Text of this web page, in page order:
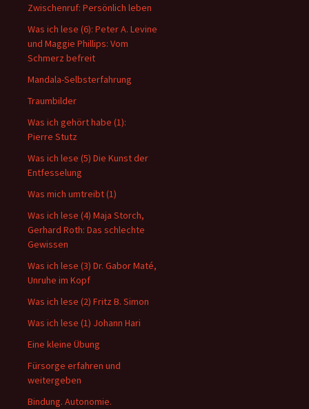
Zwischenruf: Persönlich leben
Was ich lese (6): Peter A. Levine
und Maggie Phillips: Vom
Schmerz befreit
Mandala-Selbsterfahrung
Traumbilder
Was ich gehört habe (1):
Pierre Stutz
Was ich lese (5) Die Kunst der
Entfesselung
Was mich umtreibt (1)
Was ich lese (4) Maja Storch,
Gerhard Roth: Das schlechte
Gewissen
Was ich lese (3) Dr. Gabor Maté,
Unruhe im Kopf
Was ich lese (2) Fritz B. Simon
Was ich lese (1) Johann Hari
Eine kleine Übung
Fürsorge erfahren und
weitergeben
Bindung. Autonomie.